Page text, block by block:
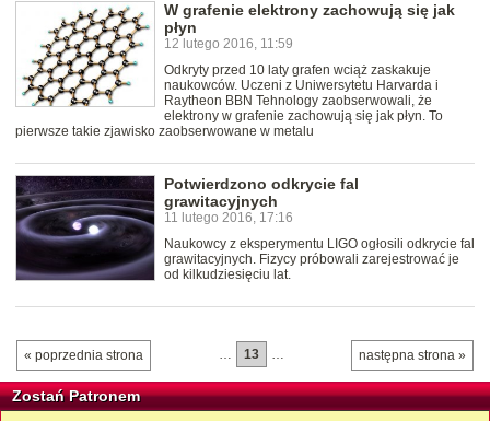
W grafenie elektrony zachowują się jak
płyn
12 lutego 2016, 11:59
Odkryty przed 10 laty grafen wciąż zaskakuje
naukowców. Uczeni z Uniwersytetu Harvarda i
Raytheon BBN Tehnology zaobserwowali, że
elektrony w grafenie zachowują się jak płyn. To
pierwsze takie zjawisko zaobserwowane w metalu
Potwierdzono odkrycie fal
grawitacyjnych
11 lutego 2016, 17:16
Naukowcy z eksperymentu LIGO ogłosili odkrycie fal
grawitacyjnych. Fizycy próbowali zarejestrować je
od kilkudziesięciu lat.
« poprzednia strona następna strona »
… 13 …
Zostań Patronem